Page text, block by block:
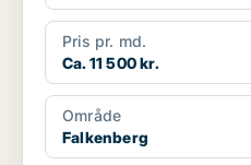
Pris pr. md.
Ca. 11 500 kr.
Område
Falkenberg